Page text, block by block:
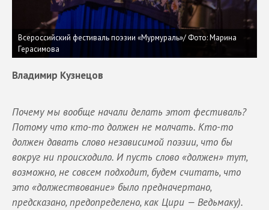
Всероссийский фестиваль поэзии «Мурмураль»/ Фото: Марина
Герасимова
Владимир Кузнецов
Почему мы вообще начали делать этот фестиваль?
Потому что кто-то должен не молчать. Кто-то
должен давать слово независимой поэзии, что бы
вокруг ни происходило. И пусть слово «должен» тут,
возможно, не совсем подходит, будем считать, что
это «должествование» было предначертано,
предсказано, предопределено, как Цири — Ведьмаку).